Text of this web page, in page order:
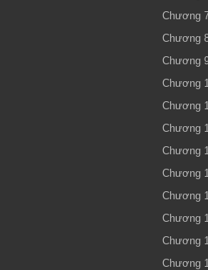
Chương
Chương
Chương
Chương
Chương
Chương
Chương
Chương
Chương
Chương
Chương
Chương